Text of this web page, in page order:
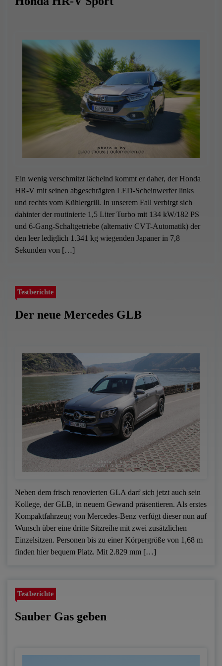
Ein wenig verschmitzt lächelnd kommt er daher, der Honda
HR-V mit seinen abgeschrägten LED-Scheinwerfer links
und rechts vom Kühlergrill. In unserem Fall verbirgt sich
dahinter der routinierte 1,5 Liter Turbo mit 134 kW/182 PS
und 6-Gang-Schaltgetriebe (alternativ CVT-Automatik) der
den leer lediglich 1.341 kg wiegenden Japaner in 7,8
Sekunden von […]
Testberichte
Der neue Mercedes GLB
Neben dem frisch renovierten GLA darf sich jetzt auch sein
Kollege, der GLB, in neuem Gewand präsentieren. Als erstes
Kompaktfahrzeug von Mercedes-Benz verfügt dieser nun auf
Wunsch über eine dritte Sitzreihe mit zwei zusätzlichen
Einzelsitzen. Personen bis zu einer Körpergröße von 1,68 m
finden hier bequem Platz. Mit 2.829 mm […]
Testberichte
Sauber Gas geben